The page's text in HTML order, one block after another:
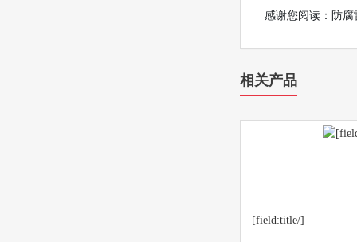
感谢您阅读：防
相关产品
[field:title/]